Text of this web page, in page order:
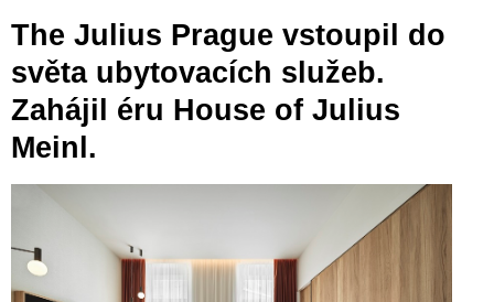
The Julius Prague vstoupil do
světa ubytovacích služeb.
Zahájil éru House of Julius
Meinl.